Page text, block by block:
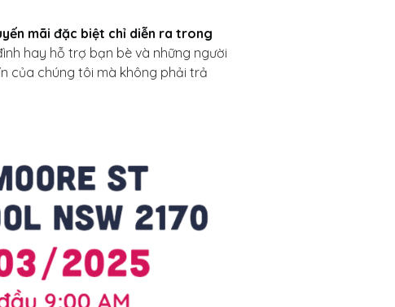
mãi đặc biệt chỉ diễn ra trong
hay hỗ trợ bạn bè và những người
của chúng tôi mà không phải trả